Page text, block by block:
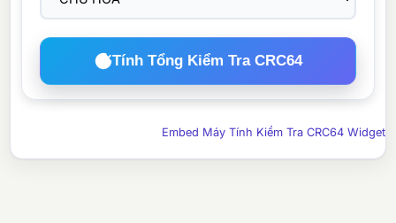
Tính Tổng Kiểm Tra CRC64
Embed Máy Tính Kiểm Tra CRC64 Widget